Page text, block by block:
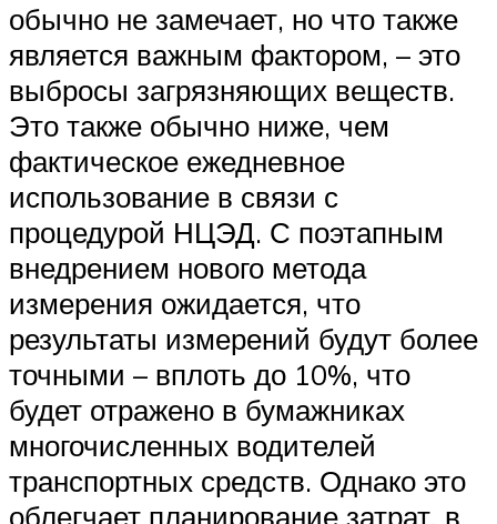
обычно не замечает, но что также
является важным фактором, – это
выбросы загрязняющих веществ.
Это также обычно ниже, чем
фактическое ежедневное
использование в связи с
процедурой НЦЭД. С поэтапным
внедрением нового метода
измерения ожидается, что
результаты измерений будут более
точными – вплоть до 10%, что
будет отражено в бумажниках
многочисленных водителей
транспортных средств. Однако это
облегчает планирование затрат, в